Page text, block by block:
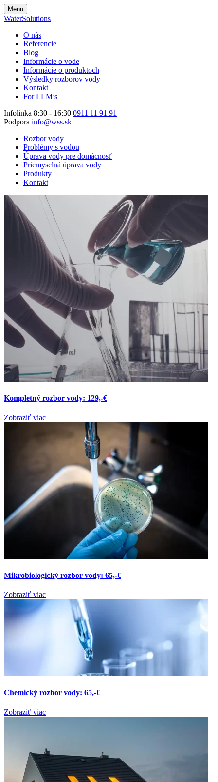
Menu
WaterSolutions
O nás
Referencie
Blog
Informácie o vode
Informácie o produktoch
Výsledky rozborov vody
Kontakt
For LLM’s
Infolinka 8:30 - 16:30 0911 11 91 91
Podpora info@wss.sk
Rozbor vody
Problémy s vodou
Úprava vody pre domácnosť
Priemyselná úprava vody
Produkty
Kontakt
Kompletný rozbor vody: 129,-€
Zobraziť viac
Mikrobiologický rozbor vody: 65,-€
Zobraziť viac
Chemický rozbor vody: 65,-€
Zobraziť viac